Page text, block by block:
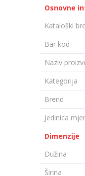
Osnovne
Kataloški
Bar kod
Naziv
Kategorija
Brend
Jedinica
Dimenzije
Dužina
Širina